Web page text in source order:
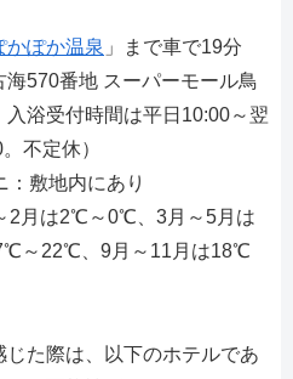
かぽか温泉 」まで車で19分
海570番地 スーパーモール鳥
浴受付時間は平日10:00～翌
不定休）
：敷地内にあり
2月は2℃～0℃、3月～5月は
～22℃、9月～11月は18℃
た際は、以下のホテルであ